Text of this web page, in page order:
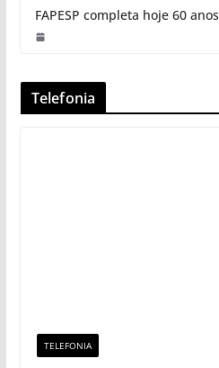
FAPESP completa hoje 60 anos
Telefonia
TELEFONIA